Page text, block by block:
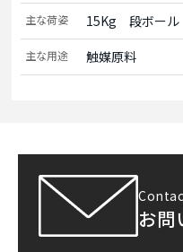
主な荷姿 15Kg　段ボール
主な用途 触媒原料
お問